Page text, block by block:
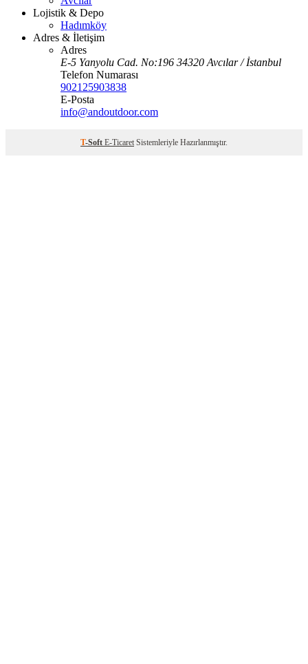
Lojistik & Depo
Hadımköy
Adres & İletişim
Adres
E-5 Yanyolu Cad. No:196 34320 Avcılar / İstanbul
Telefon Numarası
902125903838
E-Posta
info@andoutdoor.com
T-Soft E-Ticaret Sistemleriyle Hazırlanmıştır.